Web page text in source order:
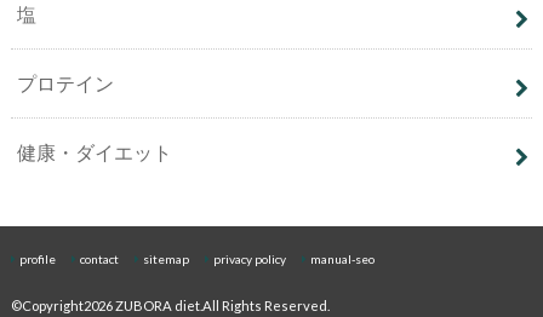
塩
プロテイン
健康・ダイエット
profile contact sitemap privacy policy manual-seo
©Copyright2026ZUBORA diet.All Rights Reserved.